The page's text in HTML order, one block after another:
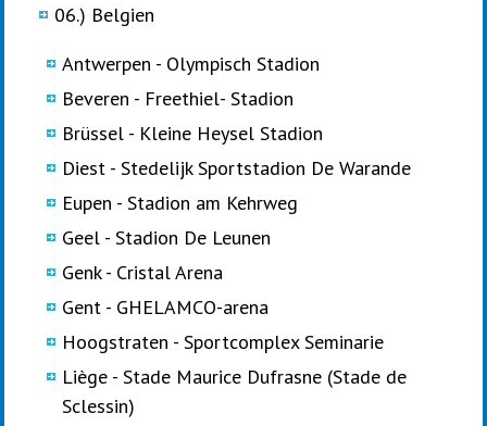
06.) Belgien
Antwerpen - Olympisch Stadion
Beveren - Freethiel- Stadion
Brüssel - Kleine Heysel Stadion
Diest - Stedelijk Sportstadion De Warande
Eupen - Stadion am Kehrweg
Geel - Stadion De Leunen
Genk - Cristal Arena
Gent - GHELAMCO-arena
Hoogstraten - Sportcomplex Seminarie
Liège - Stade Maurice Dufrasne (Stade de
Sclessin)